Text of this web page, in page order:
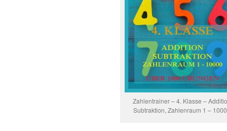
Zahlentrainer – 4. Klasse –
Subtraktion, Zahlenraum 1 –